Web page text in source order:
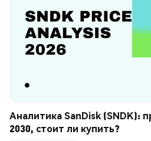
Аналитика SanDisk (SNDK):
2030, стоит ли купить?